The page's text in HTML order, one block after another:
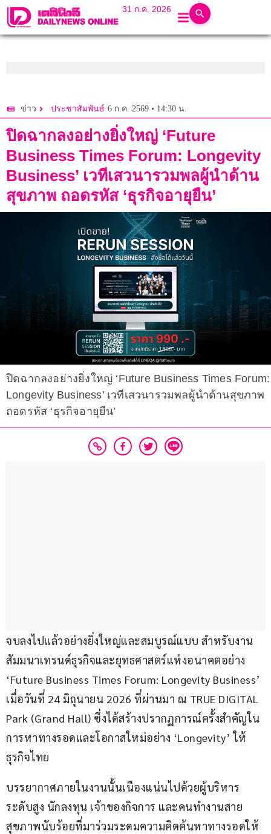
31 ก.ค. 2026
ข่าว ประชาสัมพันธ์ 6 ก.ค. 2569 • 14:30 น.
ปิดฉากลงอย่างยิ่งใหญ่ ‘Future
Business Times Forum: Longevity
Business’ เวทีเสวนารวมพลผู้นำด้าน
สุขภาพ ถอดรหัส ‘ธุรกิจอายุยืน’
ปิดฉากลงอย่างยิ่งใหญ่ ‘Future Business Times Forum:
Longevity Business’ เวทีเสวนารวมพลผู้นำด้านสุขภาพ
ถอดรหัส ‘ธุรกิจอายุยืน’
จบลงไปแล้วอย่างยิ่งใหญ่และสมบูรณ์แบบ สำหรับงาน
สัมมนาเทรนด์ธุรกิจและยุทธศาสตร์แห่งอนาคตอย่าง
‘Future Business Times Forum: Longevity Business’
เมื่อวันที่ 24 มิถุนายน 2026 ที่ผ่านมา ณ TRUE DIGITAL
Park (Grand Hall) ซึ่งได้สร้างปรากฏการณ์ครั้งสำคัญใน
การหาทางรอดและโอกาสใหม่อย่าง ‘Longevity’ ให้
ธุรกิจไทย
บรรยากาศภายในงานนั้นเนืองแน่นไปด้วยผู้บริหาร
ระดับสูง นักลงทุน เจ้าของกิจการ และคนทำงานสาย
สุขภาพนับร้อยที่มาร่วมระดมความคิดค้นหาทางรอดให้